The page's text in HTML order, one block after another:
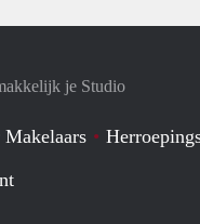
je Studio
Makelaars